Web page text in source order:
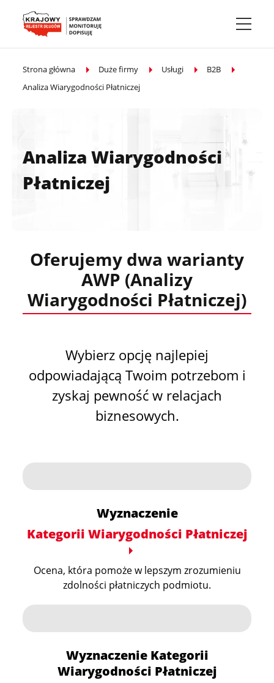
Przejdź do treści głównej
Strona główna Duże firmy Usługi
B2B
Analiza Wiarygodności Płatniczej
Analiza Wiarygodności
Płatniczej
Oferujemy dwa warianty
AWP (Analizy
Wiarygodności Płatniczej)
Wybierz opcję najlepiej
odpowiadającą Twoim potrzebom i
zyskaj pewność w relacjach
biznesowych.
Wyznaczenie
Kategorii Wiarygodności Płatniczej
Ocena, która pomoże w lepszym zrozumieniu
zdolności płatniczych podmiotu.
Wyznaczenie Kategorii
Wiarygodności Płatniczej